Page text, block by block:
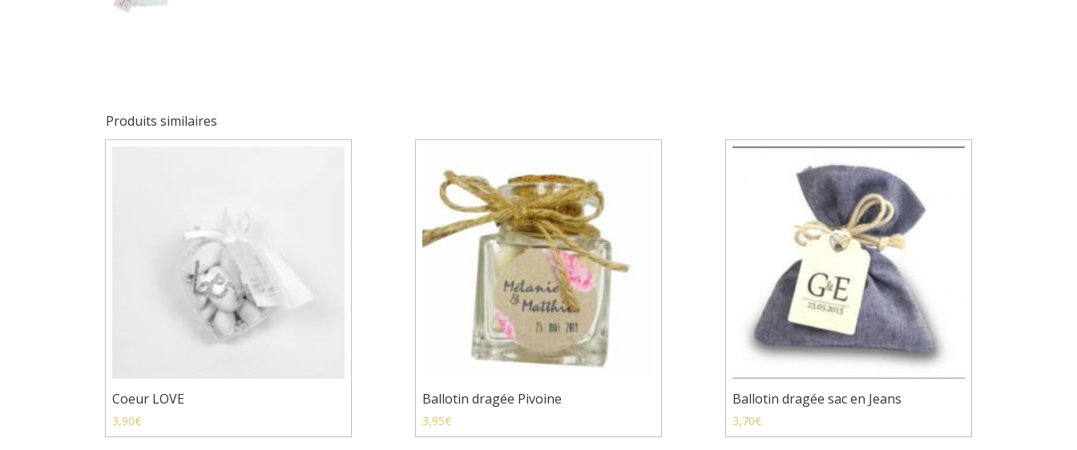
Produits similaires
Coeur LOVE
3,90€
Ballotin dragée Pivoine
3,95€
Ballotin dragée sac en Jeans
3,70€